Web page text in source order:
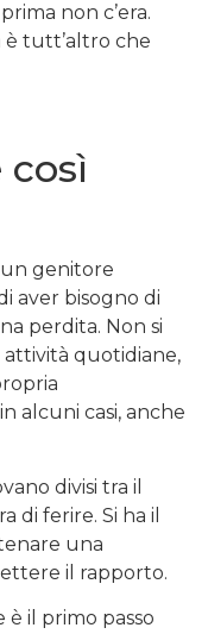
non c’era.
tutt’altro che
così
genitore
aver bisogno di
perdita. Non si
quotidiane,
alcuni casi, anche
divisi tra il
di ferire. Si ha il
una
il rapporto.
il primo passo